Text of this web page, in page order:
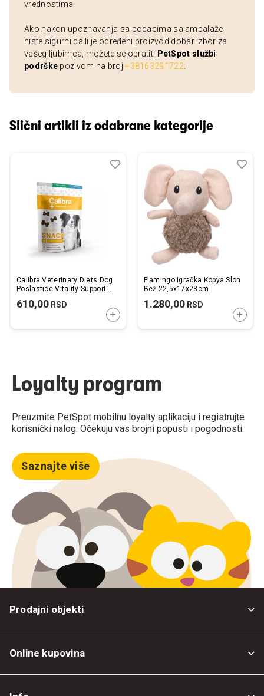
vrednostima.
Ako nakon upoznavanja sa podacima sa ambalaže
niste sigurni da li je određeni proizvod dobar izbor za
vašeg ljubimca, možete se obratiti PetSpot službi
podrške pozivom na broj+38163291722
Slični artikli iz odabrane kategorije
Calibra Veterinary Diets Dog
Poslastice Vitality Support
610,00 RSD
DODAJTE U KORPU
Dodaj
Uporedi
Flamingo Igračka Kopya Slon
Bež 22,5x17x23cm
1.280,00RSD
Loyalty program
Preuzmite PetSpot mobilnu loyalty aplikaciju i registrujte
korisnički nalog. Očekuju vas brojni popusti i pogodnosti.
Saznajte više
Prodajni objekti
Online kupovina